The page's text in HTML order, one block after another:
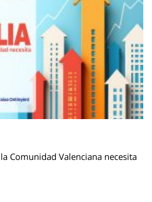
Comunidad Valenciana necesita